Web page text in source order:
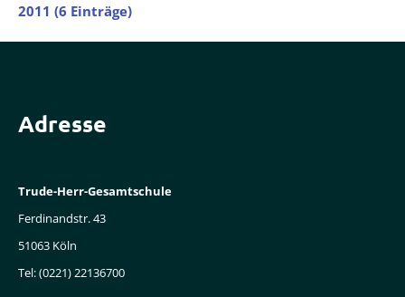
2011 (6 Einträge)
Adresse
Trude-Herr-Gesamtschule
Ferdinandstr. 43
51063 Köln
Tel: (0221) 22136700